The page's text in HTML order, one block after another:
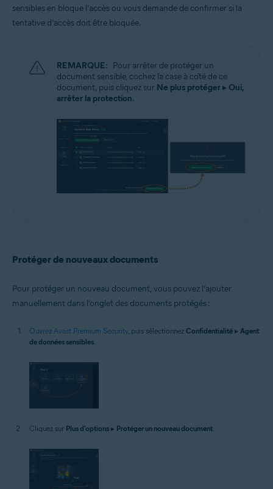
sensibles en bloque l’accès ou vous demande de confirmer si la
tentative d’accès doit être bloquée.
REMARQUE: Pour arrêter de protéger un
document sensible, cochez la case à côté de ce
document, puis cliquez sur Ne plus protéger▸ Oui,
arrêter la protection.
Protéger de nouveaux documents
Pour protéger un nouveau document, vous pouvez l’ajouter
manuellement dans l’onglet des documents protégés :
Ouvrez Avast Premium Security, puis sélectionnez Confidentialité ▸ Agent
de données sensibles.
Cliquez sur Plus d'options ▸ Protéger un nouveau document.